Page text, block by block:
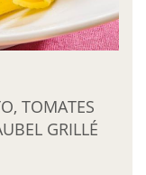
TOMATES
GRILLÉ